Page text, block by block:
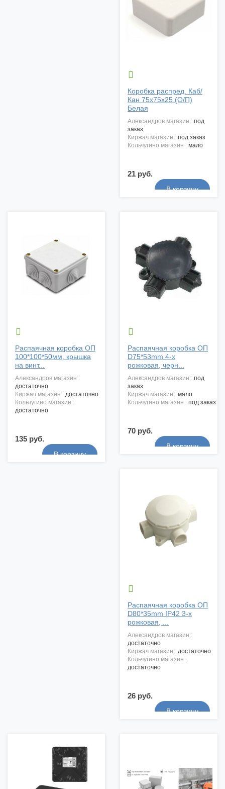

Коробка распред. Каб/
Кан 75х75х25 (О/П)
Белая
александров магазин : под
заказ
киржач магазин : под заказ
кольчугино магазин : мало
21 руб.

Распаячная коробка ОП
100*100*50мм, крышка
на винт...
александров магазин :
достаточно
киржач магазин : достаточно
кольчугино магазин :
достаточно
135 руб.

Распаячная коробка ОП
D75*53mm 4-х
рожковая, черн...
александров магазин : под
заказ
киржач магазин : мало
кольчугино магазин : под заказ
70 руб.

Распаячная коробка ОП
D80*35mm IP42 3-х
рожковая, ...
александров магазин :
достаточно
киржач магазин : достаточно
кольчугино магазин :
достаточно
26 руб.